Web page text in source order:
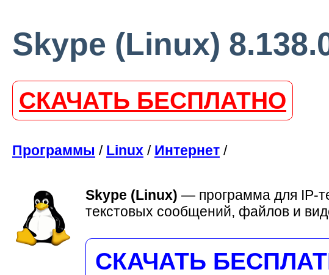
Skype (Linux)
СКАЧАТЬ БЕСПЛАТНО
Программы / Linux / Интернет /
Skype (Linux) — программа для IP-
текстовых сообщений, файлов и
СКАЧАТЬ